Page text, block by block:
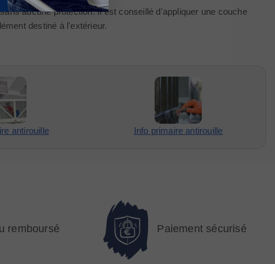
aucune protection. Il est conseillé d'appliquer une couche
destiné à l'extérieur.
antirouille Info primaire antirouille
remboursé Paiement sécurisé